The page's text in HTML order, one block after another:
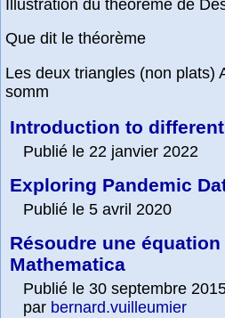
Illustration du théorème de
Que dit le théorème
Les deux triangles (non plats)
somm
Introduction to
Publié le 22 janvier 2022
Exploring Pandemic
Publié le 5 avril 2020
Résoudre une
Mathematica
Publié le 30 septembre
par bernard.vuilleumier